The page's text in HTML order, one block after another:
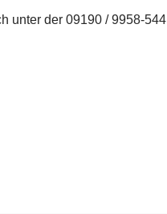
unter der 09190 / 9958-544